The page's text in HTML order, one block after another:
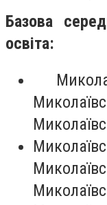
Базова
освіта: